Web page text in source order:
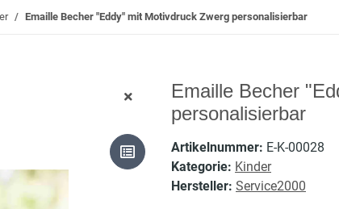
Emaille Becher "Eddy" mit Motivdruck Zwerg personalisierbar
Emaille Becher
personalisierbar
Artikelnummer: E-K-00028
Kategorie: Kinder
Hersteller: Service2000